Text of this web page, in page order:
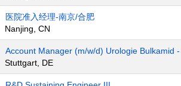
医院准入经理-南京/合肥
Nanjing, CN
Account Manager (m/w/d) Urologie Bulkamid
Stuttgart, DE